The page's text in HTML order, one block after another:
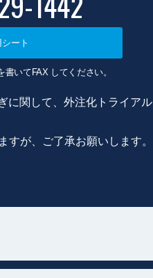
ート
いてFAX してください。
に関して、外注化トライアル
すが、ご了承お願いします。